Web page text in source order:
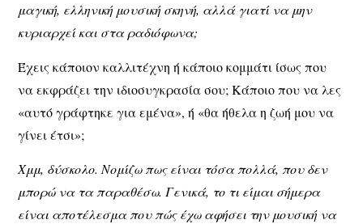
μαγική, ελληνική μουσική σκηνή, αλλά γιατί να μην
κυριαρχεί και στα ραδιόφωνα;
Έχεις κάποιον καλλιτέχνη ή κάποιο κομμάτι ίσως που
να εκφράζει την ιδιοσυγκρασία σου; Κάποιο που να λες
«αυτό γράφτηκε για εμένα», ή «θα ήθελα η ζωή μου να
γίνει έτσι»;
Χμμ, δύσκολο. Νομίζω πως είναι τόσα πολλά, που δεν
μπορώ να τα παραθέσω. Γενικά, το τι είμαι σήμερα
είναι αποτέλεσμα που πώς έχω αφήσει την μουσική να